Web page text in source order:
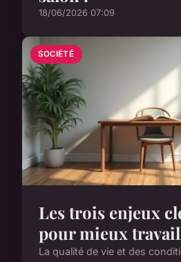
18/06/2026 07:09
SOCIÉTÉ
Les trois enjeux
pour mieux
La qualité de vie et des